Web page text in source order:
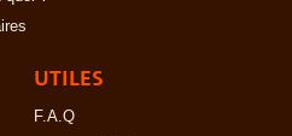
UTILES
F.A.Q